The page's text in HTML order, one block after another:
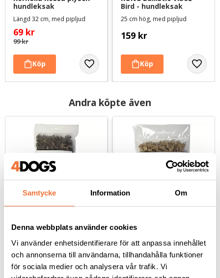
Samtycke Information Om
Denna webbplats använder cookies
Vi använder enhetsidentifierare för att anpassa innehållet
och annonserna till användarna, tillhandahålla funktioner
för sociala medier och analysera vår trafik. Vi
hundleksak
Längd 32 cm, med pipljud
69 kr
99kr
Bird - hundleksak
25 cm hög, med pipljud
159 kr
Andra köpte även
4Dogs Belöningsgodis
Torkat hundgodis utan tillsatser, ursprung EU
49kr
4Dogs Belöningsgodis
49kr